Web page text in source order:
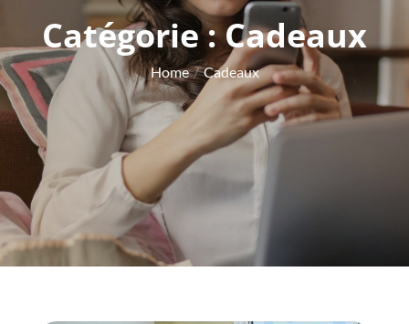
Catégorie :Cadeaux
Home Cadeaux